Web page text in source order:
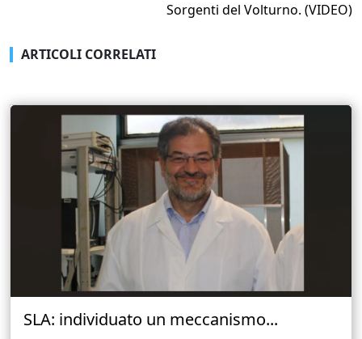
Sorgenti del Volturno. (VIDEO)
ARTICOLI CORRELATI
SLA: individuato un meccanismo...